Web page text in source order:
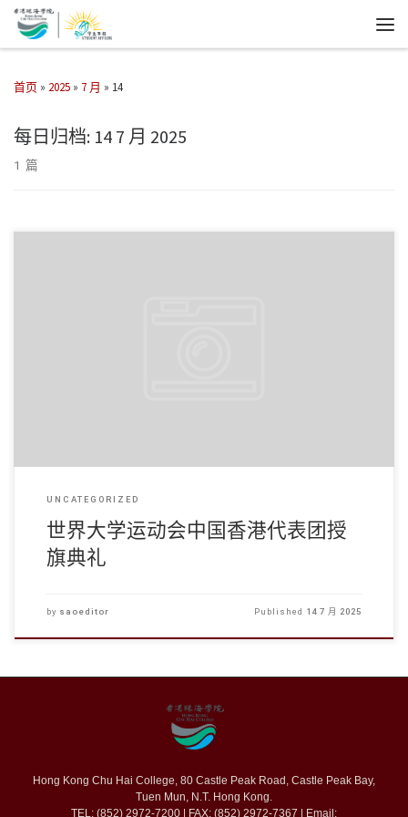
首页 » 2025 » 7 月 » 14
每日归档: 14 7 月 2025
1 篇
UNCATEGORIZED
世界大学运动会中国香港代表团授
旗典礼
by saoeditor Published 14 7 月 2025
Hong Kong Chu Hai College, 80 Castle Peak Road, Castle Peak Bay,
Tuen Mun, N.T. Hong Kong.
TEL: (852) 2972-7200 | FAX: (852) 2972-7367 | Email: